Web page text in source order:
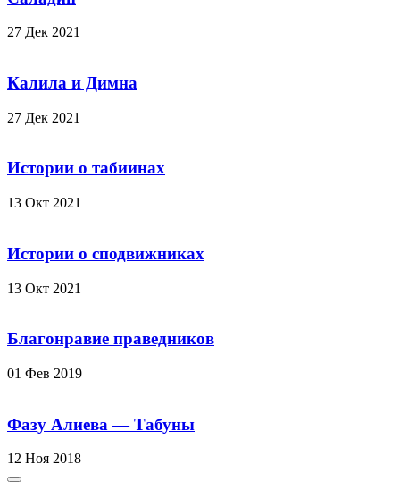
27 Дек 2021
Калила и Димна
27 Дек 2021
Истории о табиинах
13 Окт 2021
Истории о cподвижниках
13 Окт 2021
Благонравие праведников
01 Фев 2019
Фазу Алиева — Табуны
12 Ноя 2018